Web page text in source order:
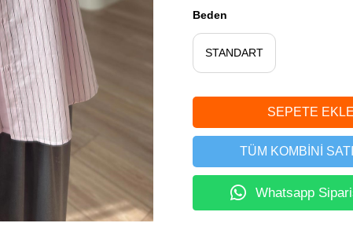
Beden
STANDART
TÜM KOMBINI
Whatsapp